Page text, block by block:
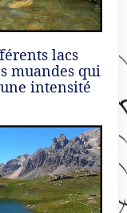
lacs
muandes qui
intensité